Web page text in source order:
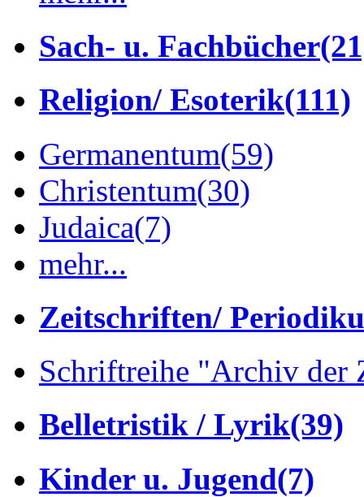
Sach- u. Fachbücher
Religion/ Esoterik(111)
Germanentum(59)
Christentum(30)
Judaica(7)
mehr...
Zeitschriften/
Schriftreihe "Archiv der
Belletristik / Lyrik(39)
Kinder u. Jugend(7)